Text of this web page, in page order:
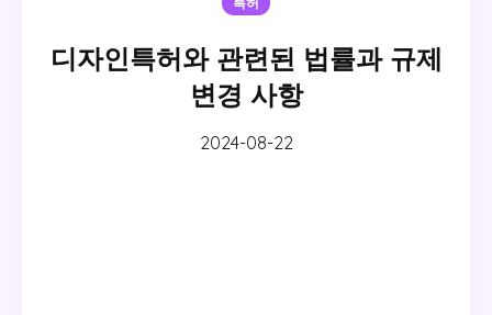
디자인특허와 관련된 법률과 규제
변경 사항
2024-08-22